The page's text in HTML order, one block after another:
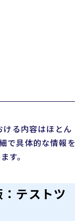
る内容はほとん
で具体的な情報を
す。
テストツ